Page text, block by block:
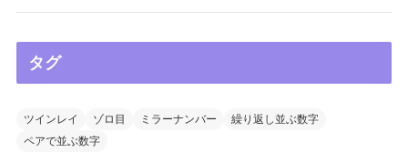
タグ
ツインレイ ゾロ目 ミラーナンバー
繰り返し並ぶ数字
ペアで並ぶ数字